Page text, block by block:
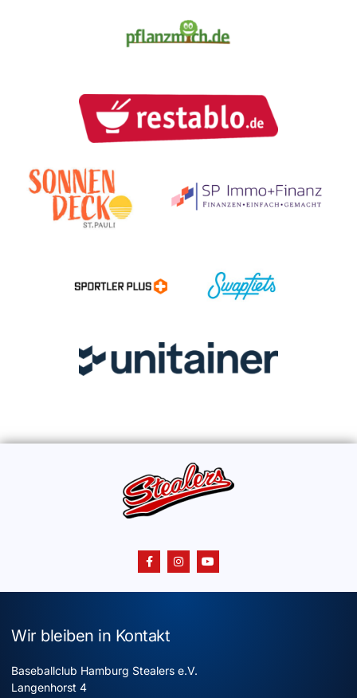
Wir bleiben in Kontakt
Baseballclub Hamburg Stealers e.V.
Langenhorst 4